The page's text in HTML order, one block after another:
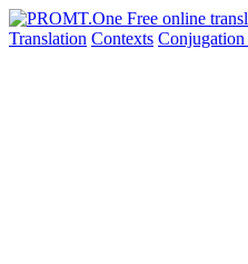
Translation Contexts Conjugation